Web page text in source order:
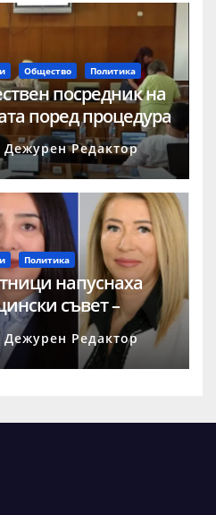
Общество Политика
посредник на
поред процедура
Дежурен Редактор
Политика
напуснаха
съвет –
Дежурен Редактор